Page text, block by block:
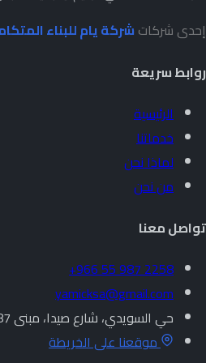
إحدى شركاتشركة يام للبناء
روابط سريعة
الرئيسية
خدماتنا
لماذا نحن
من نحن
تواصل معنا
+966 55 987 2258
yamicksa@gmail.com
حي السويدي، شارع صيدا، مبنى 7387، الرياض 12791
موقعنا على الخريطة